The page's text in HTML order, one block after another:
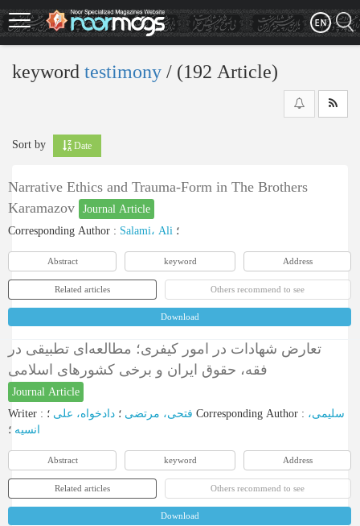
Skip
to
main
keyword testimony ‎/ (192 Article)
Sort by Date
Narrative Ethics and Trauma-Form in The Brothers
Karamazov
Journal Article
Corresponding Author : Salami، Ali ؛
Abstract keyword Address
Related articles Others recommend to see
Download
تعارض شهادات در امور کیفری؛ مطالعه‌ای تطبیقی در
فقه، حقوق ایران و برخی کشورهای اسلامی
Journal Article
Writer : فتحی، مرتضی ؛ دادخواه، علی Corresponding Author : سلیمی،
انسیه ؛
Abstract keyword Address
Related articles Others recommend to see
Download